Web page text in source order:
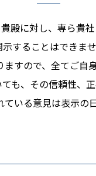
殿に対し、専ら貴
することはできま
すので、全てご
も、その信頼性、
いる意見は表示